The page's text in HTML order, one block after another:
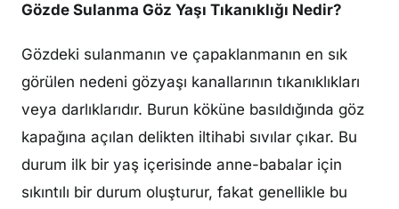
Gözde Sulanma Göz Yaşı Tıkanıklığı Nedir?
Gözdeki sulanmanın ve çapaklanmanın en sık
görülen nedeni gözyaşı kanallarının tıkanıklıkları
veya darlıklarıdır. Burun köküne basıldığında göz
kapağına açılan delikten iltihabi sıvılar çıkar. Bu
durum ilk bir yaş içerisinde anne-babalar için
sıkıntılı bir durum oluşturur, fakat genellikle bu